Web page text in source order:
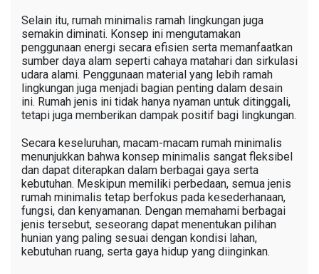
Selain itu, rumah minimalis ramah lingkungan juga
semakin diminati. Konsep ini mengutamakan
penggunaan energi secara efisien serta memanfaatkan
sumber daya alam seperti cahaya matahari dan sirkulasi
udara alami. Penggunaan material yang lebih ramah
lingkungan juga menjadi bagian penting dalam desain
ini. Rumah jenis ini tidak hanya nyaman untuk ditinggali,
tetapi juga memberikan dampak positif bagi lingkungan.
Secara keseluruhan, macam-macam rumah minimalis
menunjukkan bahwa konsep minimalis sangat fleksibel
dan dapat diterapkan dalam berbagai gaya serta
kebutuhan. Meskipun memiliki perbedaan, semua jenis
rumah minimalis tetap berfokus pada kesederhanaan,
fungsi, dan kenyamanan. Dengan memahami berbagai
jenis tersebut, seseorang dapat menentukan pilihan
hunian yang paling sesuai dengan kondisi lahan,
kebutuhan ruang, serta gaya hidup yang diinginkan.